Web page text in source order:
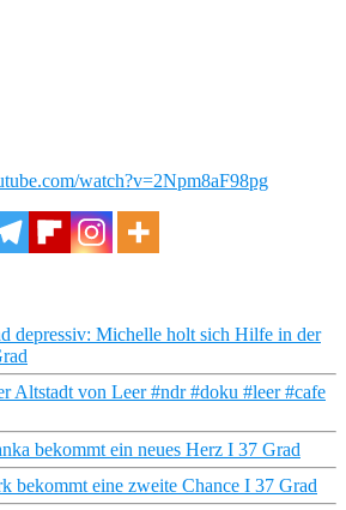
watch?v=2Npm8aF98pg
depressiv: Michelle holt sich Hilfe in der
Altstadt von Leer #ndr #doku #leer #cafe
bekommt ein neues Herz I 37 Grad
bekommt eine zweite Chance I 37 Grad